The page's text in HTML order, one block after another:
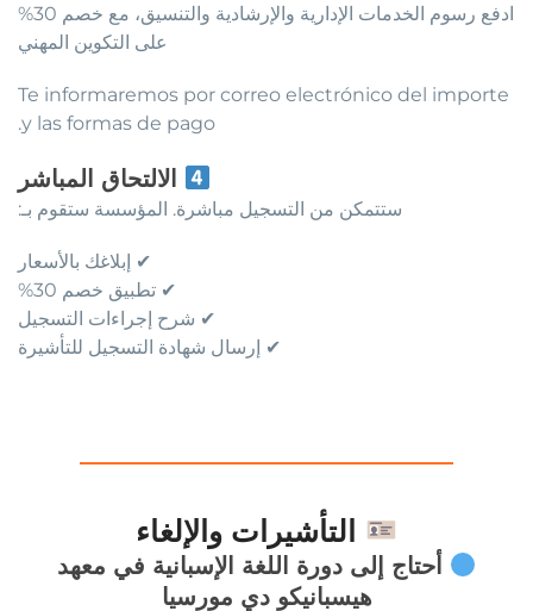
ادفع رسوم الخدمات الإدارية والإرشادية والتنسيق، مع خصم 30%
على التكوين المهني
Te informaremos por correo electrónico del importe
y las formas de pago.
الالتحاق المباشر
ستتمكن من التسجيل مباشرة. المؤسسة ستقوم بـ:
✔ إبلاغك بالأسعار
✔ تطبيق خصم 30%
✔ شرح إجراءات التسجيل
✔ إرسال شهادة التسجيل للتأشيرة
التأشيرات والإلغاء
أحتاج إلى دورة اللغة الإسبانية في معهد
هيسبانيكو دي مورسيا